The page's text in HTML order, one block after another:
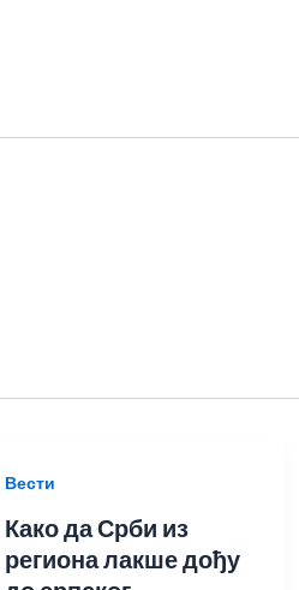
Вести
Како да Срби из
региона лакше дођу